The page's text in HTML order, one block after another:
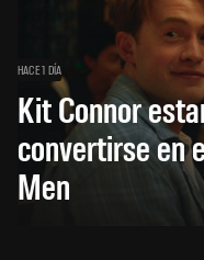
HACE 1 DÍA
Kit Connor
convertirse en
Men